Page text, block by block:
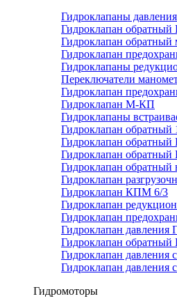
Гидроклапаны
Гидроклапан обратный
Гидроклапан
Гидроклапан
Гидроклапаны
Переключатели
Гидроклапан
Гидроклапан М-КП
Гидроклапаны
Гидроклапан
Гидроклапан
Гидроклапан
Гидроклапан
Гидроклапан
Гидроклапан КПМ 6/3
Гидроклапан
Гидроклапан
Гидроклапан давления
Гидроклапан обратный
Гидроклапан давления
Гидроклапан давления
Гидромоторы